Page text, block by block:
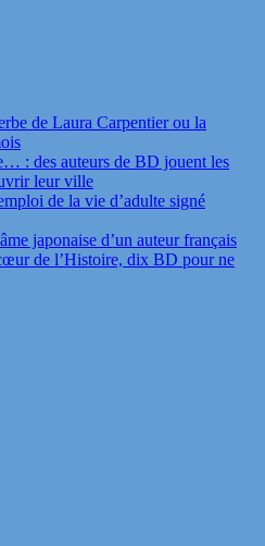
de Laura Carpentier ou la
: des auteurs de BD jouent les
leur ville
de la vie d’adulte signé
japonaise d’un auteur français
de l’Histoire, dix BD pour ne